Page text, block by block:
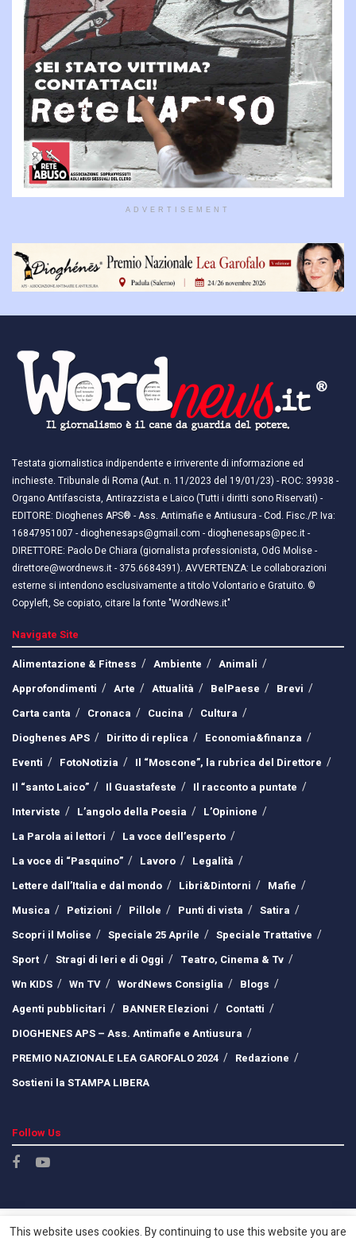
ADVERTISEMENT
Testata giornalistica indipendente e irriverente di informazione ed
inchieste. Tribunale di Roma (Aut. n. 11/2023 del 19/01/23) - ROC: 39938 -
Organo Antifascista, Antirazzista e Laico (Tutti i diritti sono Riservati) -
EDITORE: Dioghenes APS® - Ass. Antimafie e Antiusura - Cod. Fisc./P. Iva:
16847951007 - dioghenesaps@gmail.com - dioghenesaps@pec.it - ​​
DIRETTORE: Paolo De Chiara (giornalista professionista, OdG Molise -
direttore@wordnews.it - ​​375.6684391). AVVERTENZA: Le collaborazioni
esterne si intendono esclusivamente a titolo Volontario e Gratuito. ©
Copyleft, Se copiato, citare la fonte "WordNews.it"
Navigate Site
Alimentazione & Fitness
Ambiente
Animali
Approfondimenti
Arte Attualità BelPaese
Brevi
Carta canta
Cronaca Cucina
Cultura
Dioghenes APS
Diritto di replica
Economia&finanza
Eventi
FotoNotizia
Il “Moscone”, la rubrica del Direttore
Il “santo Laico”
Il Guastafeste
Il racconto a puntate
Interviste
L’angolo della Poesia
L’Opinione
La Parola ai lettori
La voce dell’esperto
La voce di “Pasquino”
Lavoro
Legalità
Lettere dall’Italia e dal mondo
Libri&Dintorni
Mafie
Musica
Petizioni Pillole Punti di vista
Satira
Scopri il Molise
Speciale 25 Aprile
Speciale Trattative
Sport
Stragi di Ieri e di Oggi
Teatro, Cinema & Tv
Wn KIDS
Wn TV WordNews Consiglia
Blogs
Agenti pubblicitari
BANNER Elezioni
Contatti
DIOGHENES APS – Ass. Antimafie e Antiusura
PREMIO NAZIONALE LEA GAROFALO 2024
Redazione
Sostieni la STAMPA LIBERA
Follow Us
This website uses cookies. By continuing to use this website you are